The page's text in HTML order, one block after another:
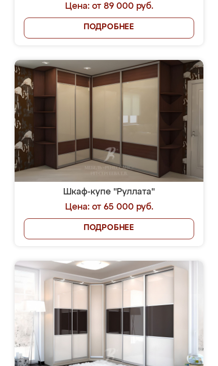
Цена: от 89 000 руб.
ПОДРОБНЕЕ
Шкаф-купе "Руллата"
Цена: от 65 000 руб.
ПОДРОБНЕЕ